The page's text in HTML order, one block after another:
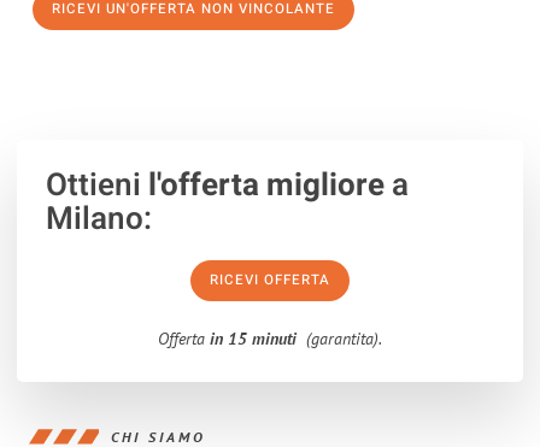
RICEVI UN'OFFERTA NON VINCOLANTE
Ottieni l'offerta migliorea
Milano:
RICEVI OFFERTA
Offerta in 15 minuti (garantita).
CHI SIAMO